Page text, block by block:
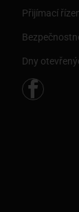
Přijímací
Dny